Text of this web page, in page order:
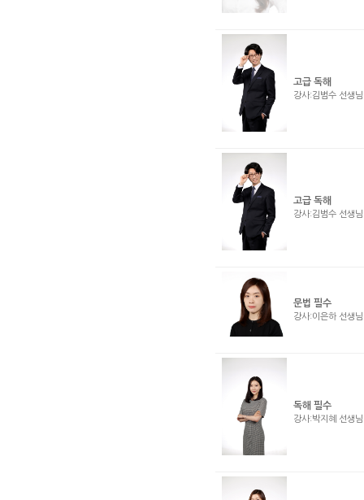
고급 독해
강사:김범수 선생
고급 독해
강사:김범수 선생
문법 필수
강사:이은하 선생
독해 필수
강사:박지혜 선생